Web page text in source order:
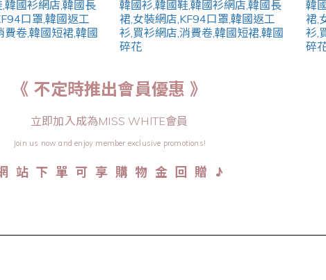
《 不定時推出會員優惠 》
立即加入成為MISS WHITE會員
Join us now and enjoy member exclusive promotions!
站 下 單 可 享 購 物 金 回 贈 ♪